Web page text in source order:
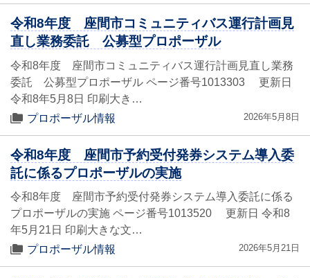
令和8年度 座間市コミュニティバス運行計画見
直し業務委託 公募型プロポーザル
令和8年度 座間市コミュニティバス運行計画見直し業務
委託 公募型プロポーザル ページ番号1013303 更新日
令和8年5月8日 印刷大き…
プロポーザル情報
2026年5月8日
令和8年度 座間市予約受付発券システム導入委
託に係るプロポーザルの実施
令和8年度 座間市予約受付発券システム導入委託に係る
プロポーザルの実施 ページ番号1013520 更新日 令和8
年5月21日 印刷大きな文…
プロポーザル情報
2026年5月21日